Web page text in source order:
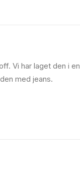
Vi har laget den i en
med jeans.